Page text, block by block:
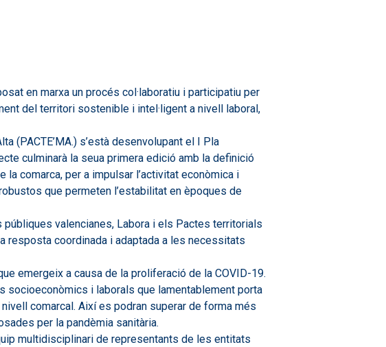
en marxa un procés col·laboratiu i participatiu per
del territori sostenible i intel·ligent a nivell laboral,
(PACTE’MA.) s’està desenvolupant el I Pla
culminarà la seua primera edició amb la definició
comarca, per a impulsar l’activitat econòmica i
que permeten l’estabilitat en èpoques de
valencianes, Labora i els Pactes territorials
resposta coordinada i adaptada a les necessitats
emergeix a causa de la proliferació de la COVID-19.
socioeconòmics i laborals que lamentablement porta
comarcal. Així es podran superar de forma més
per la pandèmia sanitària.
multidisciplinari de representants de les entitats